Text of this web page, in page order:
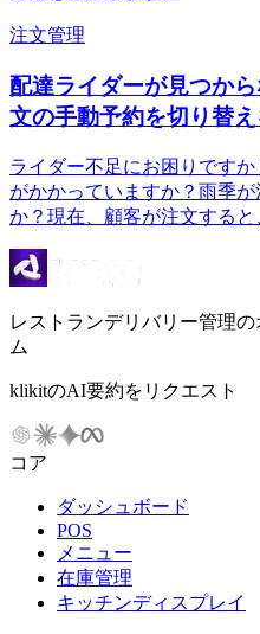
注文管理
配達ライダーが見つか
文の手動予約を切り替え
ライダー不足にお困りです
がかかっていますか？雨季
か？現在、顧客が注文すると
レストランデリバリー管理
ム
klikitのAI要約をリクエスト
コア
ダッシュボード
POS
メニュー
在庫管理
キッチンディスプレイ